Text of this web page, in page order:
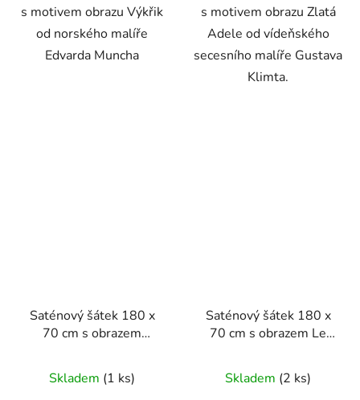
s motivem obrazu Výkřik
od norského malíře
Edvarda Muncha
s motivem obrazu Zlatá
Adele od vídeňského
secesního malíře Gustava
Klimta.
Saténový šátek 180 x
70 cm s obrazem
HOSPITAL AT SAINT-
RÉMY od van Gogha
Skladem (1 ks)
Saténový šátek 180 x
70 cm s obrazem Le
Picassa
Skladem (2 ks)